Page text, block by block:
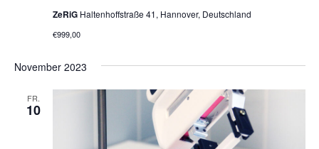
ZeRiG Haltenhoffstraße 41, Hannover, Deutschland
€999,00
November 2023
FR.
10